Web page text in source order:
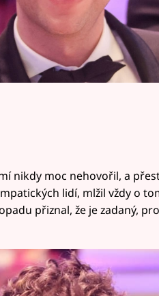
nikdy moc nehovořil, a
lidí, mlžil vždy o
přiznal, že je zadaný,